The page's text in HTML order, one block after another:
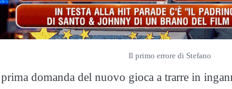
Il primo errore di Stefano
domanda del nuovo gioca a trarre in